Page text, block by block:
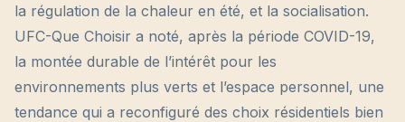
la régulation de la chaleur en été, et la socialisation.
UFC-Que Choisir a noté, après la période COVID-19,
la montée durable de l’intérêt pour les
environnements plus verts et l’espace personnel, une
tendance qui a reconfiguré des choix résidentiels bien